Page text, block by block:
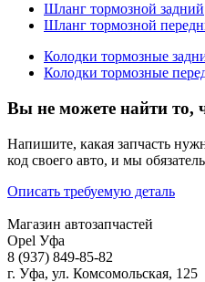
Шланг тормозной задний
Шланг тормозной
Колодки тормозные
Колодки тормозные
Вы не можете найти то,
Напишите, какая запчасть
код своего авто, и мы
Описать требуемую деталь
Магазин автозапчастей
Opel Уфа
8 (937) 849-85-82
г. Уфа, ул. Комсомольская, 125